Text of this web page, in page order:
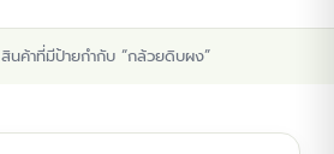
สินค้าที่มีป้ายกำกับ “กล้วยดิบผง”